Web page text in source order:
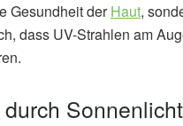
Gesundheit derHaut,
dass UV-Strahlen am
Sonnenlicht